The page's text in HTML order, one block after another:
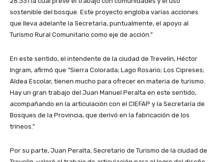
sostenible del bosque. Este proyecto engloba varias acciones
que lleva adelante la Secretaria, puntualmente, el apoyo al
Turismo Rural Comunitario como eje de acción.”
En este sentido, el intendente de la ciudad de Trevelin, Héctor
Ingram, afirmó que “Sierra Colorada; Lago Rosario; Los Cipreses;
Aldea Escolar, tienen mucho para ofrecer en materia de turismo.
Hay un gran trabajo del Juan Manuel Peralta en este sentido,
acompañando en la articulación con el CIEFAP y la Secretaría de
Bosques de la Provincia, que derivó en la fabricación de los
trineos.”
Por su parte, Juan Peralta, Secretario de Turismo de la ciudad de